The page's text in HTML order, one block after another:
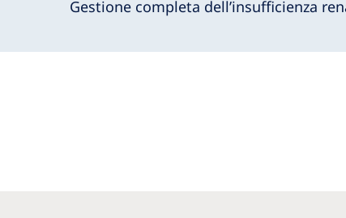
Gestione completa dell’insufficienza